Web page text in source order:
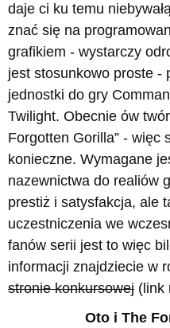
daje ci ku temu
znać się na
grafikiem - wystarczy
jest stosunkowo proste -
jednostki do gry
Twilight. Obecnie ów
Forgotten Gorilla” - więc
konieczne. Wymagane
nazewnictwa do realiów
prestiż i satysfakcja, ale
uczestniczenia we
fanów serii jest to więc
informacji znajdziecie w
stronie konkursowej (link
Oto i The